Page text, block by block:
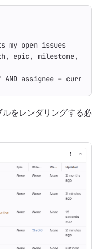
my open issues
epic, milestone,
assignee =
をレンダリングする必